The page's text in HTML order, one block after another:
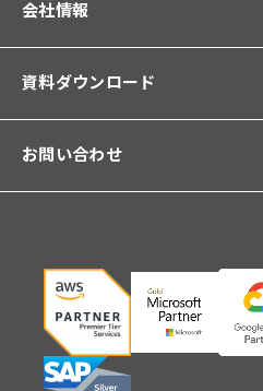
会社情報
資料ダウンロード
お問い合わせ